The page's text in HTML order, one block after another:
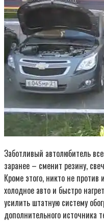
Заботливый автолюбитель
заранее – сменит резину,
Кроме этого, никто не
холодное авто и быстро
усилить штатную систему
дополнительного источника